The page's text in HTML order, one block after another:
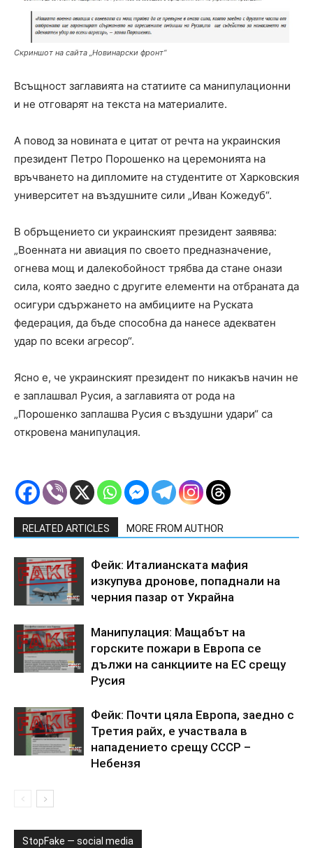
Скриншот на сайта „Новинарски фронт“
Всъщност заглавията на статиите са манипулационни
и не отговарят на текста на материалите.
А повод за новината е цитат от речта на украинския
президент Петро Порошенко на церемонията на
връчването на дипломите на студентите от Харковския
университет на въздушните сили „Иван Кожедуб“.
В обръщението си украинският президент заявява:
„Военната ни авиация по своето предназначение,
огнева мощ и далекобойност трябва да стане онази
сила, която заедно с другите елементи на отбраната да
осигури сдържането на амбициите на Руската
федерация, да бъде способна да нанесе адекватен
удар по всеки агресор“.
Ясно е, че украинският президент по никакъв начин не
е заплашвал Русия, а заглавията от рода на
„Порошенко заплашва Русия с въздушни удари“ са
откровена манипулация.
RELATED ARTICLES MORE FROM AUTHOR
Фейк: Италианската мафия
изкупува дронове, попаднали на
черния пазар от Украйна
Манипулация: Мащабът на
горските пожари в Европа се
дължи на санкциите на ЕС срещу
Русия
Фейк: Почти цяла Европа, заедно с
Третия райх, е участвала в
нападението срещу СССР –
Небензя
StopFake — social media